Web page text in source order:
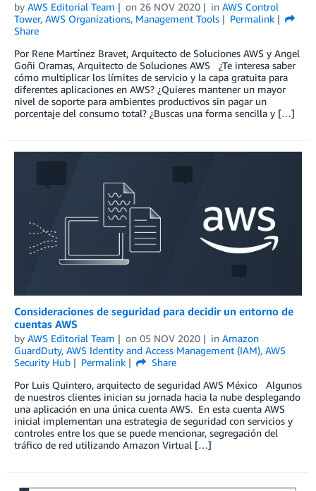
by AWS Editorial Team on 26 NOV 2020 in AWS Control
Tower, AWS Organizations, Management Tools
Permalink
Share
Por Rene Martínez Bravet, Arquitecto de Soluciones AWS y Angel
Goñi Oramas, Arquitecto de Soluciones AWS ¿Te interesa saber
cómo multiplicar los límites de servicio y la capa gratuita para
diferentes aplicaciones en AWS? ¿Quieres mantener un mayor
nivel de soporte para ambientes productivos sin pagar un
porcentaje del consumo total? ¿Buscas una forma sencilla y […]
Consideraciones de seguridad para decidir un entorno de
cuentas AWS
by AWS Editorial Team on 05 NOV 2020 in Amazon
GuardDuty, AWS Identity and Access Management (IAM), AWS
Security Hub
Permalink
Share
Por Luis Quintero, arquitecto de seguridad AWS México Algunos
de nuestros clientes inician su jornada hacia la nube desplegando
una aplicación en una única cuenta AWS. En esta cuenta AWS
inicial implementan una estrategia de seguridad con servicios y
controles entre los que se puede mencionar, segregación del
tráfico de red utilizando Amazon Virtual […]